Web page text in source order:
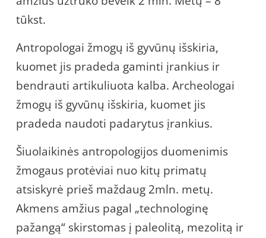
tūkst.
Antropologai žmogų iš gyvūnų išskiria,
kuomet jis pradeda gaminti įrankius ir
bendrauti artikuliuota kalba. Archeologai
žmogų iš gyvūnų išskiria, kuomet jis
pradeda naudoti padarytus įrankius.
Šiuolaikinės antropologijos duomenimis
žmogaus protėviai nuo kitų primatų
atsiskyrė prieš maždaug 2mln. metų.
Akmens amžius pagal „technologinę
pažangą“ skirstomas į paleolitą, mezolitą ir